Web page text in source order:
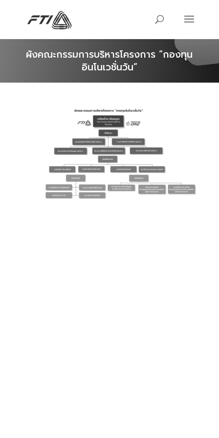
ผังคณะกรรมการบริหารโครงการ “กองทุน
อินโนเวชั่นวัน”